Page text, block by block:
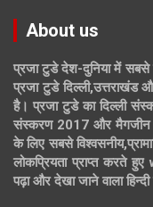
About us
प्रजा टुडे देश-दुनिया में सबसे
प्रजा टुडे दिल्ली,उत्तराखंड
है। प्रजा टुडे का दिल्ली
संस्करण 2017 और मैगजीन
के लिए सबसे
लोकप्रियता प्राप्त करते
पढ़ा और देखा जाने वाला